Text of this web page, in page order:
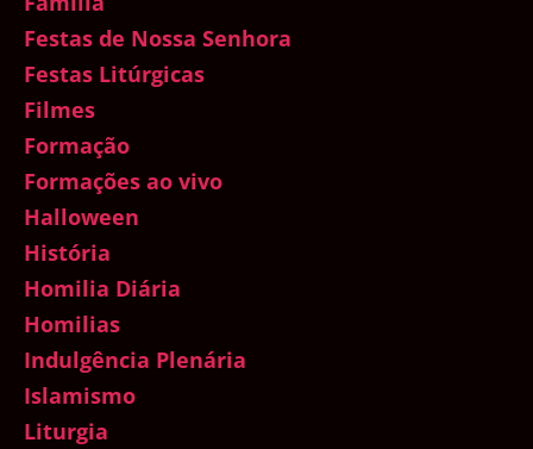
Festas de Nossa Senhora
Festas Litúrgicas
Filmes
Formação
Formações ao vivo
Halloween
História
Homilia Diária
Homilias
Indulgência Plenária
Islamismo
Liturgia